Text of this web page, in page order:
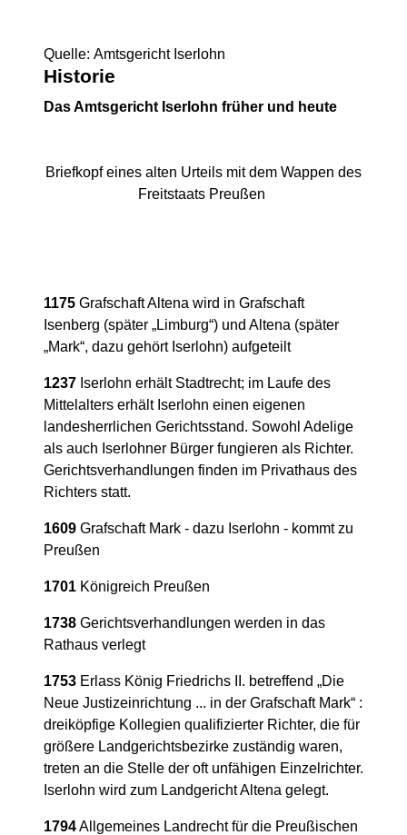
Quelle: Amtsgericht Iserlohn
Historie
Das Amtsgericht Iserlohn früher und heute
Briefkopf eines alten Urteils mit dem Wappen des
Freitstaats Preußen
1175 Grafschaft Altena wird in Grafschaft
Isenberg (später „Limburg“) und Altena (später
„Mark“, dazu gehört Iserlohn) aufgeteilt
1237 Iserlohn erhält Stadtrecht; im Laufe des
Mittelalters erhält Iserlohn einen eigenen
landesherrlichen Gerichtsstand. Sowohl Adelige
als auch Iserlohner Bürger fungieren als Richter.
Gerichtsverhandlungen finden im Privathaus des
Richters statt.
1609 Grafschaft Mark - dazu Iserlohn - kommt zu
Preußen
1701 Königreich Preußen
1738 Gerichtsverhandlungen werden in das
Rathaus verlegt
1753 Erlass König Friedrichs II. betreffend „Die
Neue Justizeinrichtung ... in der Grafschaft Mark“ :
dreiköpfige Kollegien qualifizierter Richter, die für
größere Landgerichtsbezirke zuständig waren,
treten an die Stelle der oft unfähigen Einzelrichter.
Iserlohn wird zum Landgericht Altena gelegt.
1794Allgemeines Landrecht für die Preußischen